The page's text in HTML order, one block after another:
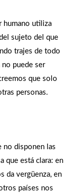
humano utiliza
sujeto del que
trajes de todo
puede ser
que solo
personas.
no disponen las
que está clara: en
da vergüenza, en
países nos